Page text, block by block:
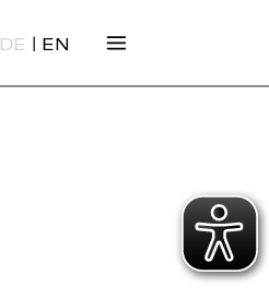
DE | EN